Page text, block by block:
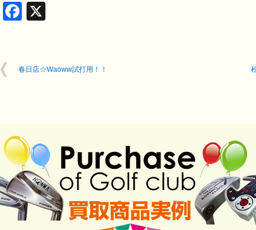
Facebook
春日店☆Waoww試打用！！